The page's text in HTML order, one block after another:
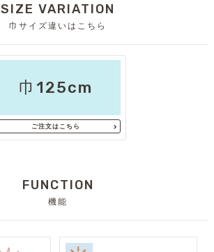
SIZE VARIATION
巾サイズ違いはこちら
巾125cm
ご注文はこちら
FUNCTION
機能